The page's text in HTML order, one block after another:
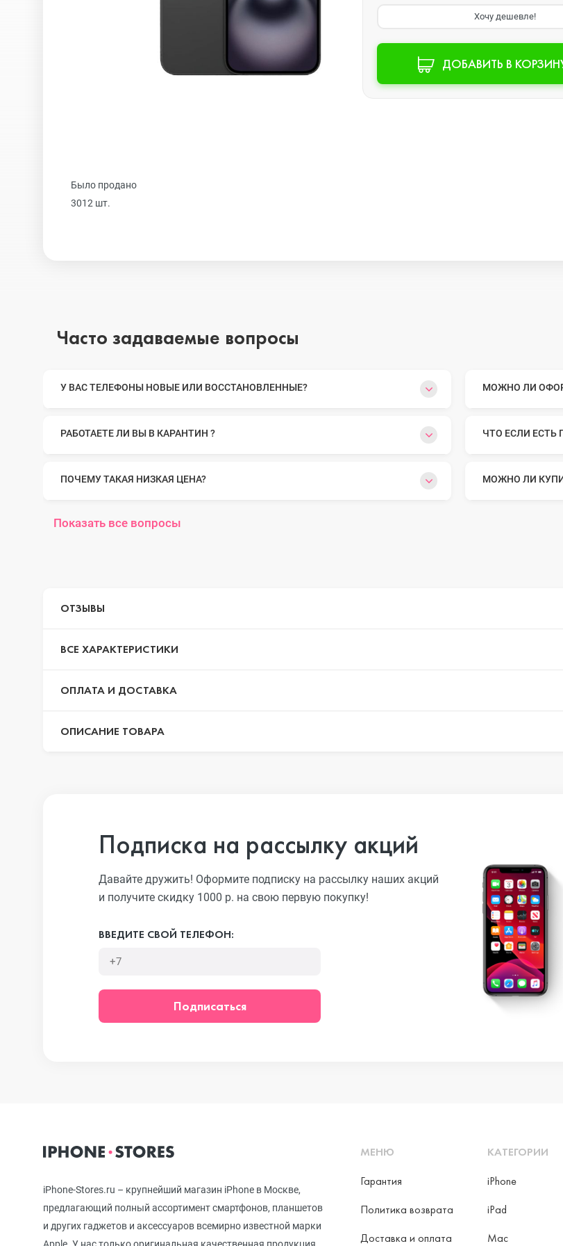
iPhone 15 Pro
iPhone 14
iPhone 13
iPhone 12 Pro
iPhone 11 Pro Max
iPhone XS Max
Watch SE 2
Хочу дешевле!
ДОБАВИТЬ В
Было продано
3012 шт.
Часто задаваемые вопросы
У ВАС ТЕЛЕФОНЫ НОВЫЕ ИЛИ ВОССТАНОВЛЕННЫЕ?
РАБОТАЕТЕ ЛИ ВЫ В КАРАНТИН ?
ПОЧЕМУ ТАКАЯ НИЗКАЯ ЦЕНА?
МОЖНО ЛИ
ЧТО ЕСЛИ ЕСТЬ
МОЖНО ЛИ
Показать все вопросы
ОТЗЫВЫ
ВСЕ ХАРАКТЕРИСТИКИ
ОПЛАТА И ДОСТАВКА
ОПИСАНИЕ ТОВАРА
Подписка на рассылку акций
Давайте дружить! Оформите подписку на рассылку наших акций
и получите скидку 1000 р. на свою первую покупку!
ВВЕДИТЕ СВОЙ ТЕЛЕФОН:
Подписаться
iPhone-Stores.ru – крупнейший магазин iPhone в Москве,
предлагающий полный ассортимент смартфонов, планшетов
и других гаджетов и аксессуаров всемирно известной марки
Apple. У нас только оригинальная качественная продукция,
МЕНЮ
Гарантия
Политика возврата
Доставка и оплата
КАТЕГОРИИ
iPhone
iPad
Mac